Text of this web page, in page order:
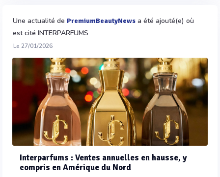
Une actualité de PremiumBeautyNews a été ajouté(e) où
est cité INTERPARFUMS
Le 27/01/2026
Interparfums : Ventes annuelles en hausse, y
compris en Amérique du Nord